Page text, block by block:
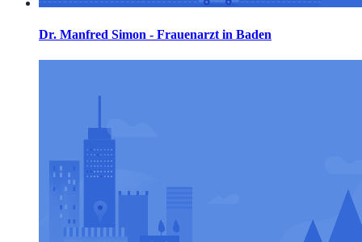
Dr. Manfred Simon - Frauenarzt in Baden